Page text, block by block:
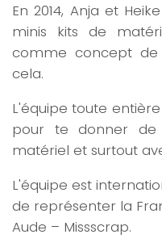
En 2014, Anja et
minis kits de
comme concept
cela.
L'équipe toute
pour te donner de
matériel et surtout
L'équipe est
de représenter la
Aude – Missscrap.